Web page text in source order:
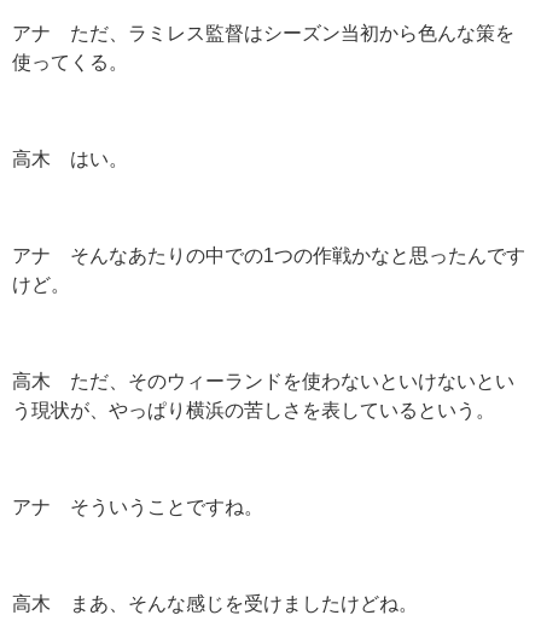
アナ ただ、ラミレス監督はシーズン当初から色んな策を
使ってくる。
高木 はい。
アナ そんなあたりの中での1つの作戦かなと思ったんです
けど。
高木 ただ、そのウィーランドを使わないといけないとい
う現状が、やっぱり横浜の苦しさを表しているという。
アナ そういうことですね。
高木 まあ、そんな感じを受けましたけどね。